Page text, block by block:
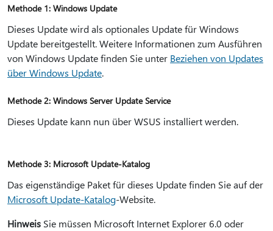
Methode 1: Windows Update
Dieses Update wird als optionales Update für Windows
Update bereitgestellt. Weitere Informationen zum Ausführen
von Windows Update finden Sie unter Beziehen von Updates
über Windows Update.
Methode 2: Windows Server Update Service
Dieses Update kann nun über WSUS installiert werden.
Methode 3: Microsoft Update-Katalog
Das eigenständige Paket für dieses Update finden Sie auf der
Microsoft Update-Katalog-Website.
Hinweis Sie müssen Microsoft Internet Explorer 6.0 oder